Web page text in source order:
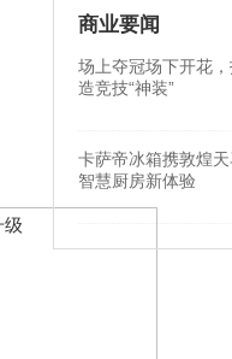
商业要闻
场上夺冠场下开花
造竞技“神装”
卡萨帝冰箱携敦煌
智慧厨房新体验